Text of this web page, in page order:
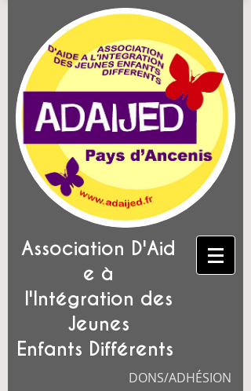
Association D'Aid
e à
l'Intégration des
Jeunes
Enfants Différents
DONS/ADHÉSION